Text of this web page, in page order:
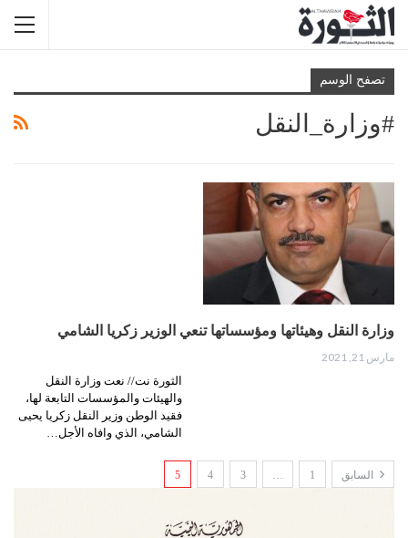
تصفح الوسم
#وزارة_النقل
وزارة النقل وهيئاتها ومؤسساتها تنعي الوزير زكريا الشامي
مارس 21, 2021
الثورة نت// نعت وزارة النقل
والهيئات والمؤسسات التابعة لها،
فقيد الوطن وزير النقل زكريا يحيى
الشامي، الذي وافاه الأجل…
السابق 1
…
3
4
5